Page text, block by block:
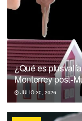
¿Qué es
Monterrey post-
JULIO 30, 2026